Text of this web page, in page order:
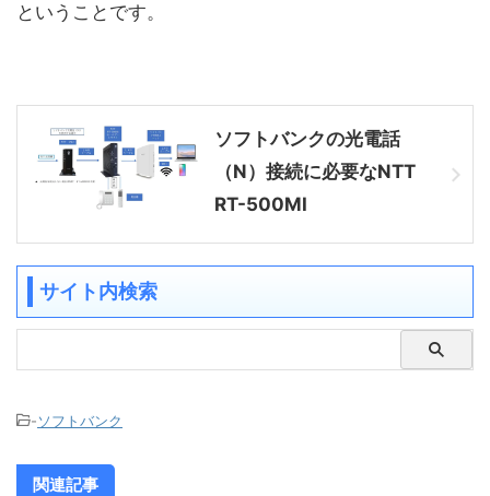
ということです。
ソフトバンクの光電話
（N）接続に必要なNTT
RT-500MI
サイト内検索
-ソフトバンク
関連記事